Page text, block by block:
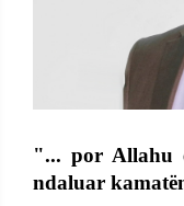
"... por Allahu
ndaluar